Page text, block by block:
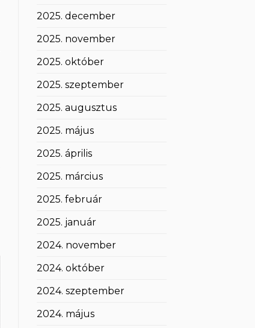
2025. december
2025. november
2025. október
2025. szeptember
2025. augusztus
2025. május
2025. április
2025. március
2025. február
2025. január
2024. november
2024. október
2024. szeptember
2024. május